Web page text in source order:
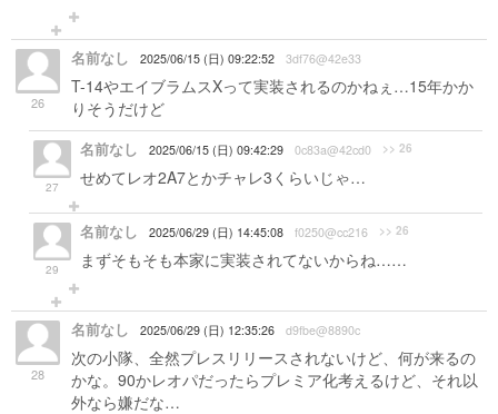
26
名前なし 2025/06/15 (日) 09:22:52 3df76@42e33
T-14やエイブラムスXって実装されるのかねぇ…15年かか
りそうだけど
27
名前なし 2025/06/15 (日) 09:42:29 0c83a@42cd0 >> 26
せめてレオ2A7とかチャレ3くらいじゃ…
29
名前なし 2025/06/29 (日) 14:45:08 f0250@cc216 >> 26
まずそもそも本家に実装されてないからね……
28
名前なし 2025/06/29 (日) 12:35:26 d9fbe@8890c
次の小隊、全然プレスリリースされないけど、何が来るの
かな。90かレオパだったらプレミア化考えるけど、それ以
外なら嫌だな…